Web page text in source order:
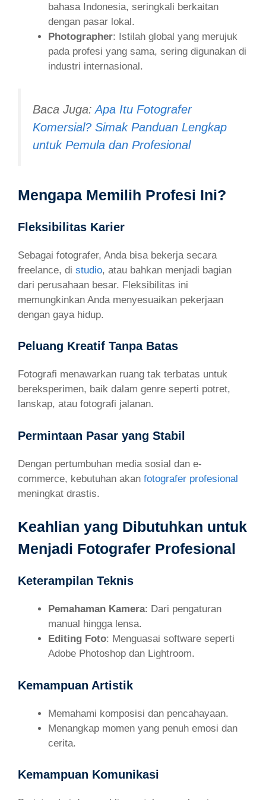
bahasa Indonesia, seringkali berkaitan
dengan pasar lokal.
Photographer: Istilah global yang merujuk
pada profesi yang sama, sering digunakan di
industri internasional.
Baca Juga:Apa Itu Fotografer
Komersial? Simak Panduan Lengkap
untuk Pemula dan Profesional
Mengapa Memilih Profesi Ini?
Fleksibilitas Karier
Sebagai fotografer, Anda bisa bekerja secara
freelance, di studio, atau bahkan menjadi bagian
dari perusahaan besar. Fleksibilitas ini
memungkinkan Anda menyesuaikan pekerjaan
dengan gaya hidup.
Peluang Kreatif Tanpa Batas
Fotografi menawarkan ruang tak terbatas untuk
bereksperimen, baik dalam genre seperti potret,
lanskap, atau fotografi jalanan.
Permintaan Pasar yang Stabil
Dengan pertumbuhan media sosial dan e-
commerce, kebutuhan akan fotografer profesional
meningkat drastis.
Keahlian yang Dibutuhkan untuk
Menjadi Fotografer Profesional
Keterampilan Teknis
Pemahaman Kamera: Dari pengaturan
manual hingga lensa.
Editing Foto: Menguasai software seperti
Adobe Photoshop dan Lightroom.
Kemampuan Artistik
Memahami komposisi dan pencahayaan.
Menangkap momen yang penuh emosi dan
cerita.
Kemampuan Komunikasi